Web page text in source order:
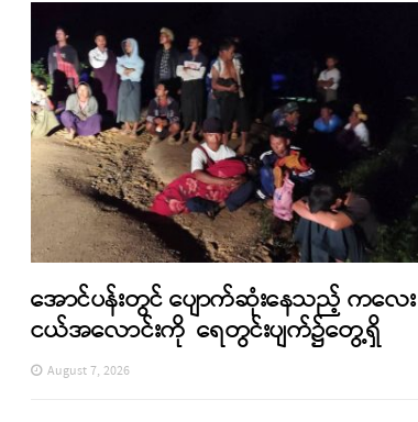
အောင်ပန်းတွင် ပျောက်ဆုံးနေသည့် ကလေး
ငယ်အလောင်းကို ရေတွင်းပျက်၌တွေ့ရှိ
August 7, 2026